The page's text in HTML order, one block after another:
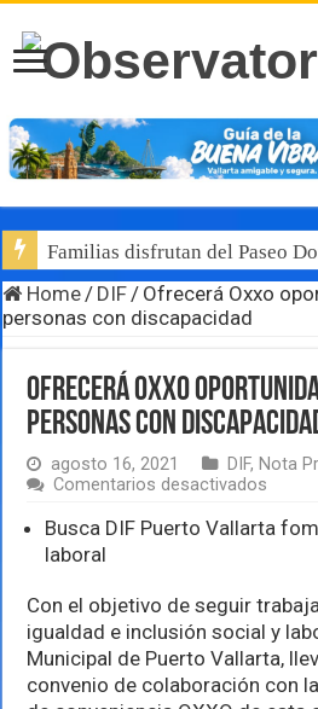
Familias disfrutan del Paseo
Home / DIF / Ofrecerá Oxxo
personas con discapacidad
Ofrecerá Oxxo
personas con
agosto 16, 2021 DIF, Nota
Comentarios desactivados
Oxxo
a
con
Busca DIF Puerto Vallarta
laboral
Con el objetivo de seguir
igualdad e inclusión social y
Municipal de Puerto Vallarta,
convenio de colaboración con